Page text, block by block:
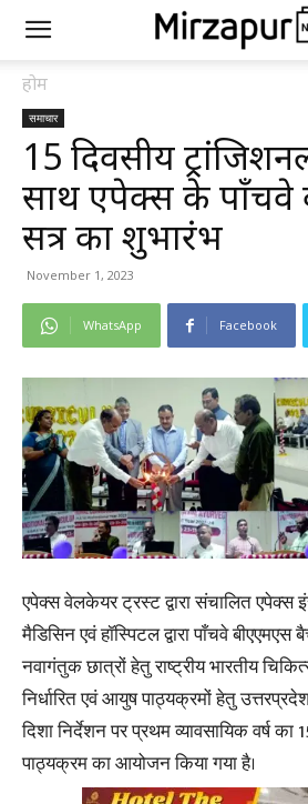
होम
समाचार
15 दिवसीय
साथ एपेक्स के पाँचवे
सत्र का शुभारंभ
November 1, 2023
WhatsApp Facebook
एपेक्स वेलकेयर ट्रस्ट द्वारा संचालित
मैडिसिन एवं हॉस्पिटल द्वारा पाँचवे
नवागंतुक छात्रों हेतु राष्ट्रीय भारतीय
निर्धारित एवं आयुष पाठ्यक्रमों हेतु
दिशा निर्देशन पर प्रथम व्यावसायिक वर्ष
पाठ्यक्रम का आयोजन किया गया है।